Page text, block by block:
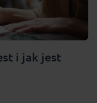
i jak jest